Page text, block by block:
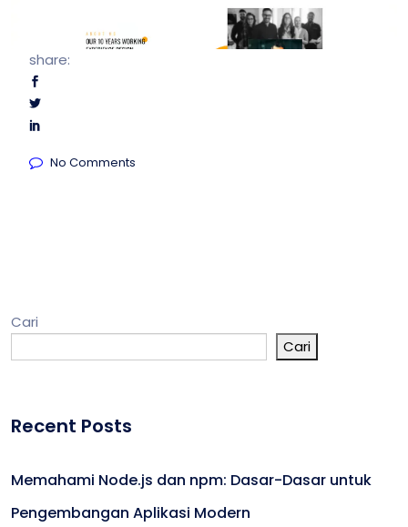
share:
No Comments
Cari
Cari
Recent Posts
Memahami Node.js dan npm: Dasar-Dasar untuk
Pengembangan Aplikasi Modern